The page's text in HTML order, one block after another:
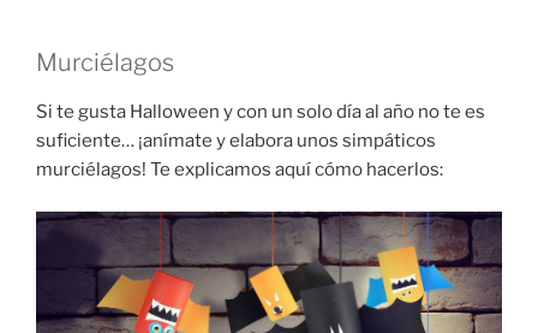
Murciélagos
Si te gusta Halloween y con un solo día al año no te es
suficiente… ¡anímate y elabora unos simpáticos
murciélagos! Te explicamos aquí cómo hacerlos: